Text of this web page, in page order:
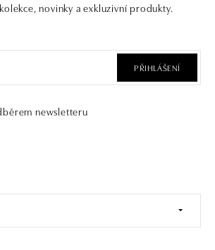
novinky a exkluzivní produkty.
PŘIHLÁŠENÍ
newsletteru